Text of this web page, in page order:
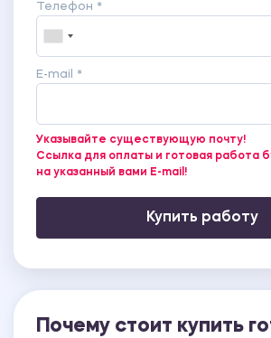
Телефон *
E-mail *
Указывайте существующую почту!
Ссылка для оплаты и готовая работа
на указанный вами E-mail!
Купить работу
Почему стоит купить